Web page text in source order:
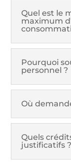
Quel est le
maximum
Pourquoi
personnel ?
Où
Quels
justificatifs ?